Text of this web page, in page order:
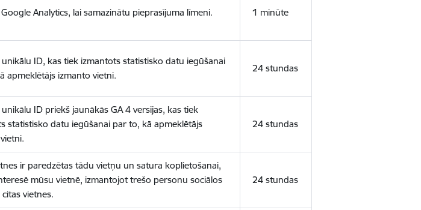
Analytics, lai samazinātu pieprasījuma līmeni. 1 minūte
unikālu ID, kas tiek izmantots statistisko datu iegūšanai
apmeklētājs izmanto vietni.
24 stundas
ID priekš jaunākās GA 4 versijas, kas tiek
statistisko datu iegūšanai par to, kā apmeklētājs
24 stundas
ir paredzētas tādu vietņu un satura koplietošanai,
mūsu vietnē, izmantojot trešo personu sociālos
vietnes.
24 stundas